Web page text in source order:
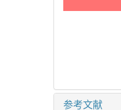
参考文献